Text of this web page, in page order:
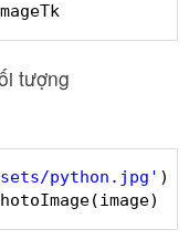
tượng
python.jpg' )